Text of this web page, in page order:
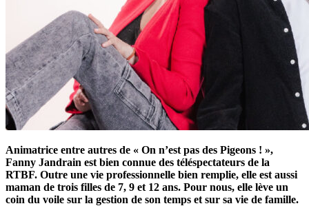
Animatrice entre autres de « On n’est pas des Pigeons ! »,
Fanny Jandrain est bien connue des téléspectateurs de la
RTBF. Outre une vie professionnelle bien remplie, elle est aussi
maman de trois filles de 7, 9 et 12 ans. Pour nous, elle lève un
coin du voile sur la gestion de son temps et sur sa vie de famille.